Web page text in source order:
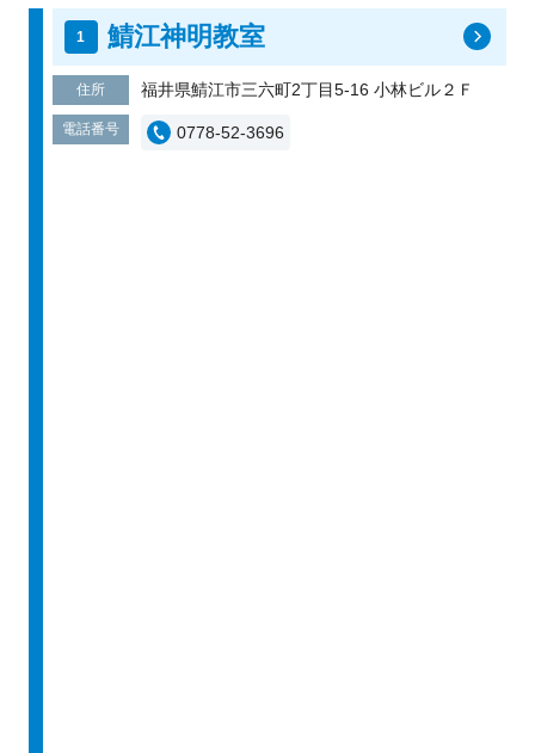
鯖江神明教室
住所 福井県鯖江市三六町2丁目5-16 小林ビル２Ｆ
電話番号 0778-52-3696